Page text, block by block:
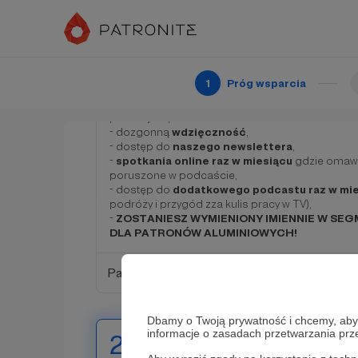
Dbamy o Twoją prywatność i chcemy,
informacje o zasadach przetwarzania
1 Próg wsparcia
Popraw czapeczkę, jesteś w zacnym gronie
- dozgonną wdzięczność
- dostęp do naszego newslettera
- spotkania online raz w miesiącu gdzie
poruszone w podcaście,
- dostęp do dodatkowego podcastu raz w
podróży i przygód zza kulis pracy w TV),
- ZOSTANIESZ WYMIENIONY IMIENNIE W
DLA PATRONÓW ALUMINIOWYCH!
Patroni: 13
250 zł